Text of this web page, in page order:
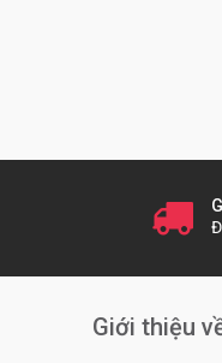
Giới thiệu